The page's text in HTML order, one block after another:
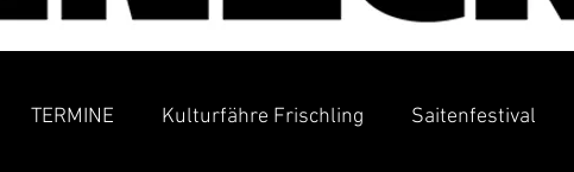
TERMINE Kulturfähre Frischling Saitenfestival